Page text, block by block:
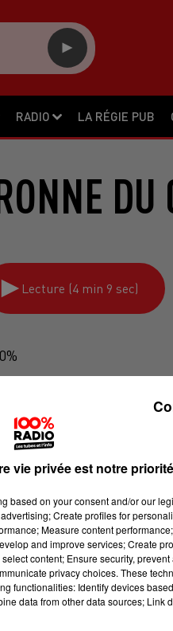
RADIO LA RÉGIE PUB
Lecture (4 min 9 sec)
vie privée est notre priorité
based on your consent and/or our
Create profiles for
Measure content
and improve services; Create
content; Ensure security,
privacy choices. These
functionalities: Identify devices
data from other data sources; Link